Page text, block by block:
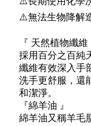
⚠️無法生物降解
『 天然植物纖維
採用百分之百純
纖維有效深入手
洗手更舒服，還
和潔淨。
『綿羊油 』
綿羊油又稱羊毛